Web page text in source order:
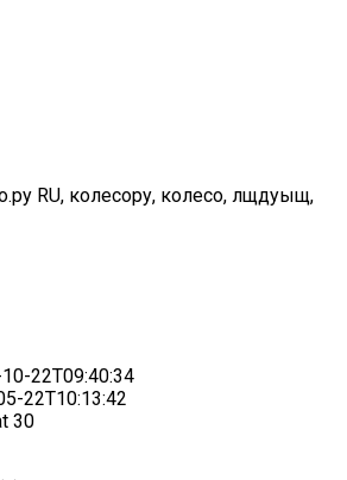
RU, колесору, колесо, лщдуыщ,
22T09:40:34
22T10:13:42
30